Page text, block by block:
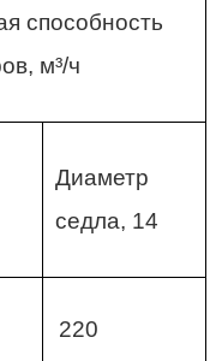
способность
м³/ч
Диаметр
седла, 14
220